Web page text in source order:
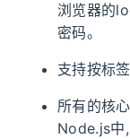
浏览器的
密码。
支持按标签
所有的核
Node.js中